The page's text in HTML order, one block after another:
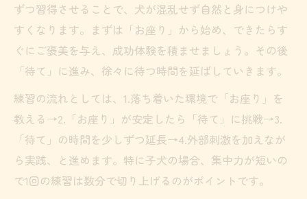
ずつ習得させることで、犬が混乱せず自然と身につけや
すくなります。まずは「お座り」から始め、できたらす
ぐにご褒美を与え、成功体験を積ませましょう。その後
「待て」に進み、徐々に待つ時間を延ばしていきます。
練習の流れとしては、1.落ち着いた環境で「お座り」を
教える→2.「お座り」が安定したら「待て」に挑戦→3.
「待て」の時間を少しずつ延長→4.外部刺激を加えなが
ら実践、と進めます。特に子犬の場合、集中力が短いの
で1回の練習は数分で切り上げるのがポイントです。